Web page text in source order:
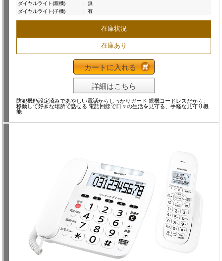
ダイヤルライト(親機)
:
無
ダイヤルライト(子機)
: 有
在庫状況
在庫あり
カートに入れる
詳細はこちら
防犯機能設定済みであやしい電話からしっかりガード 親機コードレスだから、
移動して好きな場所で話せる 電話回線で日々の生活を見守る、手軽な見守り機
能